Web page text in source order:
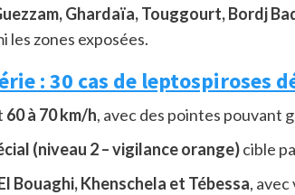
Ghardaïa, Touggourt, Bordj
zones exposées.
: 30 cas de leptospiroses
60 à 70 km/h, avec des pointes pouvant
(niveau 2 – vigilance orange)cible
Bouaghi, Khenschela et Tébessa, avec